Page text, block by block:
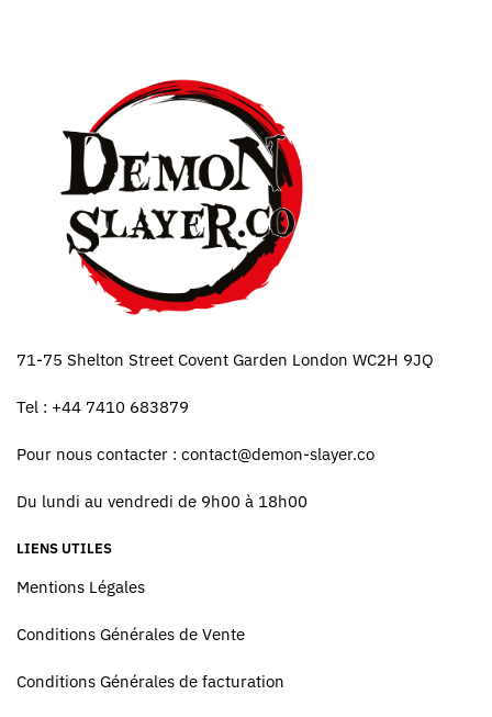
71-75 Shelton Street Covent Garden London WC2H 9JQ
Tel : +44 7410 683879
Pour nous contacter : contact@demon-slayer.co
Du lundi au vendredi de 9h00 à 18h00
LIENS UTILES
Mentions Légales
Conditions Générales de Vente
Conditions Générales de facturation